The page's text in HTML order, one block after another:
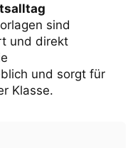
sind
und direkt
und sorgt für
Klasse.